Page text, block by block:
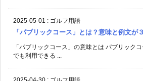
2025-05-01 : ゴルフ用語
「パブリックコース」とは？意味と例文が
「パブリックコース」の意味とは パブリック
でも利用できる ...